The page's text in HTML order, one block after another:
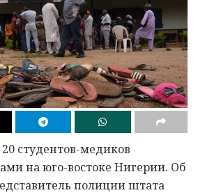
студентов-медиков
на юго-востоке Нигерии. Об
полиции штата